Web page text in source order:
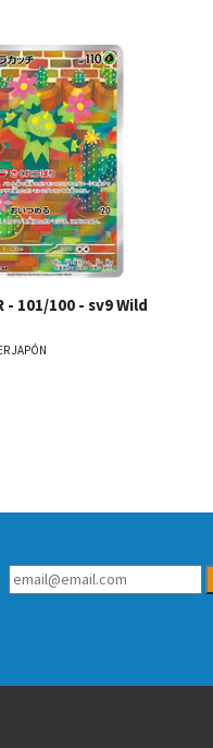
Ver detalles
- 101/100 - sv9 Wild
JAPÓN